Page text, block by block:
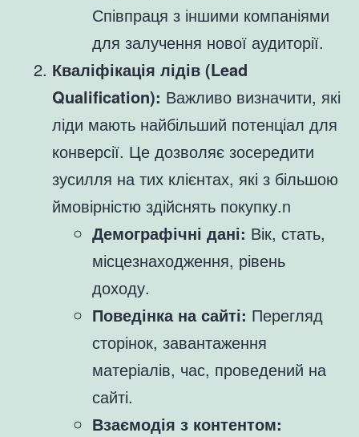
Співпраця з іншими компаніями
для залучення нової аудиторії.
Кваліфікація лідів (Lead
Qualification): Важливо визначити, які
ліди мають найбільший потенціал для
конверсії. Це дозволяє зосередити
зусилля на тих клієнтах, які з більшою
ймовірністю здійснять покупку.n
Демографічні дані: Вік, стать,
місцезнаходження, рівень
доходу.
Поведінка на сайті: Перегляд
сторінок, завантаження
матеріалів, час, проведений на
сайті.
Взаємодія з контентом: